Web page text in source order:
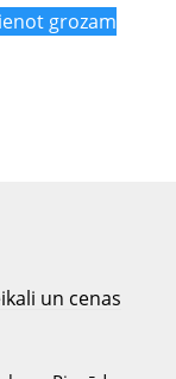
grozam